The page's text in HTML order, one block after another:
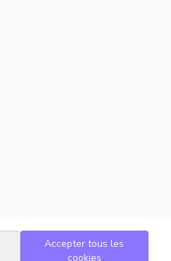
Accepter tous les
cookies